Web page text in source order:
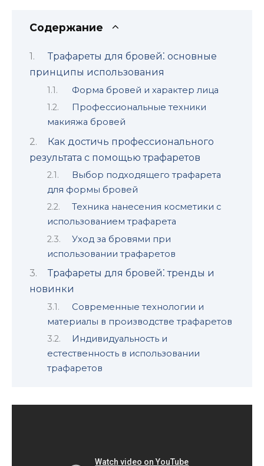
Содержание
Трафареты для бровей⁚ основные
принципы использования
Форма бровей и xарактер лица
Профессиональные техники
макияжа бровей
Как достичь профессионального
результата с помощью трафаретов
Выбор подходящего трафарeта
для формы бровей
Техника нанесения косметики с
использованием трафарета
Уход за бровями при
использoвании трафаретов
Трафареты для бровей⁚ тренды и
новинки
Современные технологии и
материалы в производстве трафарeтов
Индивидуальность и
естественность в использовании
трафаpетoв